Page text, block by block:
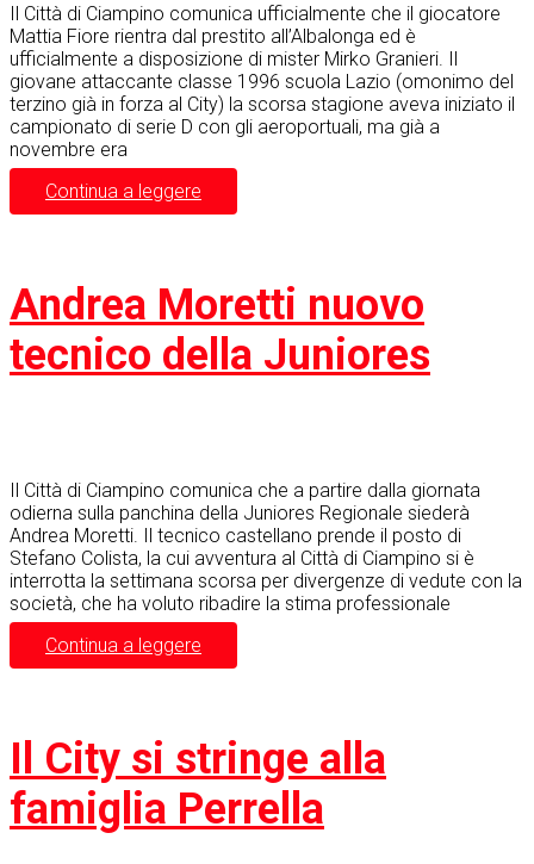
Il Città di Ciampino comunica ufficialmente che il giocatore
Mattia Fiore rientra dal prestito all’Albalonga ed è
ufficialmente a disposizione di mister Mirko Granieri. Il
giovane attaccante classe 1996 scuola Lazio (omonimo del
terzino già in forza al City) la scorsa stagione aveva iniziato il
campionato di serie D con gli aeroportuali, ma già a
novembre era
Continua a leggere
Andrea Moretti nuovo
tecnico della Juniores
Il Città di Ciampino comunica che a partire dalla giornata
odierna sulla panchina della Juniores Regionale siederà
Andrea Moretti. Il tecnico castellano prende il posto di
Stefano Colista, la cui avventura al Città di Ciampino si è
interrotta la settimana scorsa per divergenze di vedute con la
società, che ha voluto ribadire la stima professionale
Continua a leggere
Il City si stringe alla
famiglia Perrella